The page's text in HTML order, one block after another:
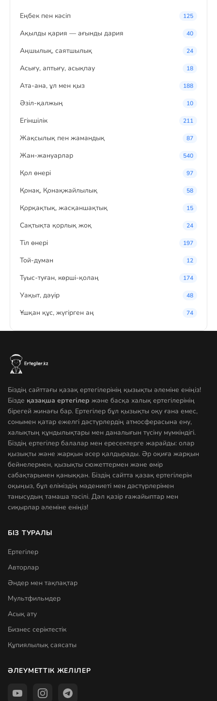
Eңбек пен кәсіп 125
Ақылды қария — ағынды дария 40
Аңшылық, саятшылық 24
Асығу, аптығу, асықпау 18
Ата-ана, ұл мен қыз 188
Әзіл-қалжың 10
Егіншілік 211
Жақсылық пен жамандық 87
Жан-жануарлар 540
Қол өнері 97
Қонақ, Қонақжайлылық 58
Қорқақтық, жасқаншақтық 15
Сақтықта қорлық жоқ 24
Тіл өнері 197
Той-думан 12
Туыс-туған, көрші-қолаң 174
Уақыт, дәуір 48
Ұшқан құс, жүгірген аң 74
Біздің сайттағы қазақ ертегілерінің қызықты әлеміне еніңіз!
Бізде қазақша ертегілер және басқа халық ертегілерінің
бірегей жинағы бар. Ертегілер бұл қызықты оқу ғана емес,
сонымен қатар ежелгі дәстүрлердің атмосферасына ену,
халықтың құндылықтары мен даналығын түсіну мүмкіндігі.
Біздің ертегілер балалар мен ересектерге жарайды: олар
қызықты және жарқын әсер қалдырады. Әр оқиға жарқын
бейнелермен, қызықты сюжеттермен және өмір
сабақтарымен қаныққан. Біздің сайтта қазақ ертегілерін
оқыңыз, бұл еліміздің мәдениеті мен дәстүрлерімен
танысудың тамаша тәсілі. Дәл қазір ғажайыптар мен
сиқырлар әлеміне еніңіз!
БІЗ ТУРАЛЫ
Ертегілер
Авторлар
Әндер мен тақпақтар
Мультфильмдер
Асық ату
Бизнес серіктестік
Құпиялылық саясаты
ӘЛЕУМЕТТІК ЖЕЛІЛЕР